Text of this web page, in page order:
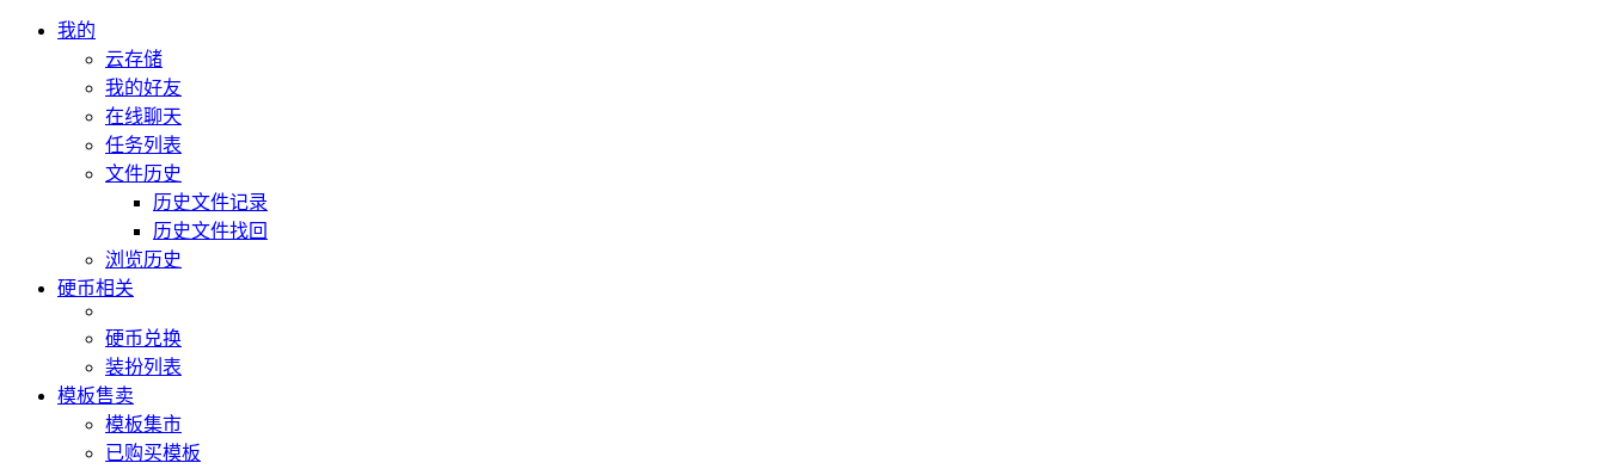
我的
云存储
我的好友
在线聊天
任务列表
文件历史
历史文件记录
历史文件找回
浏览历史
硬币相关
硬币兑换
装扮列表
模板售卖
模板集市
已购买模板